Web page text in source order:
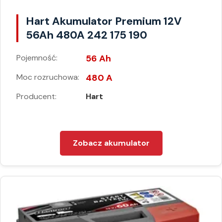
Hart Akumulator Premium 12V
56Ah 480A 242 175 190
Pojemność: 56 Ah
Moc rozruchowa: 480 A
Producent: Hart
Zobacz akumulator